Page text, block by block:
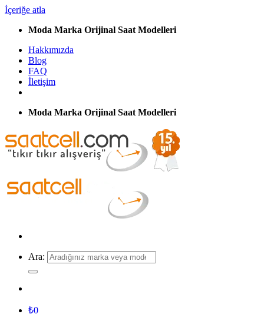
İçeriğe atla
Moda Marka Orijinal Saat Modelleri
Hakkımızda
Blog
FAQ
İletişim
Moda Marka Orijinal Saat Modelleri
Ara:
₺0